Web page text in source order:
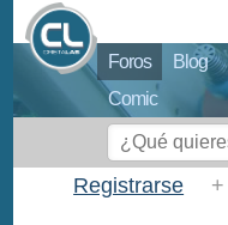
Foros Blog
Comic
Registrarse +